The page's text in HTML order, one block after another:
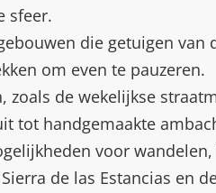
sfeer.
die getuigen van
om even te pauzeren.
de wekelijkse
tot handgemaakte
voor
de las Estancias en